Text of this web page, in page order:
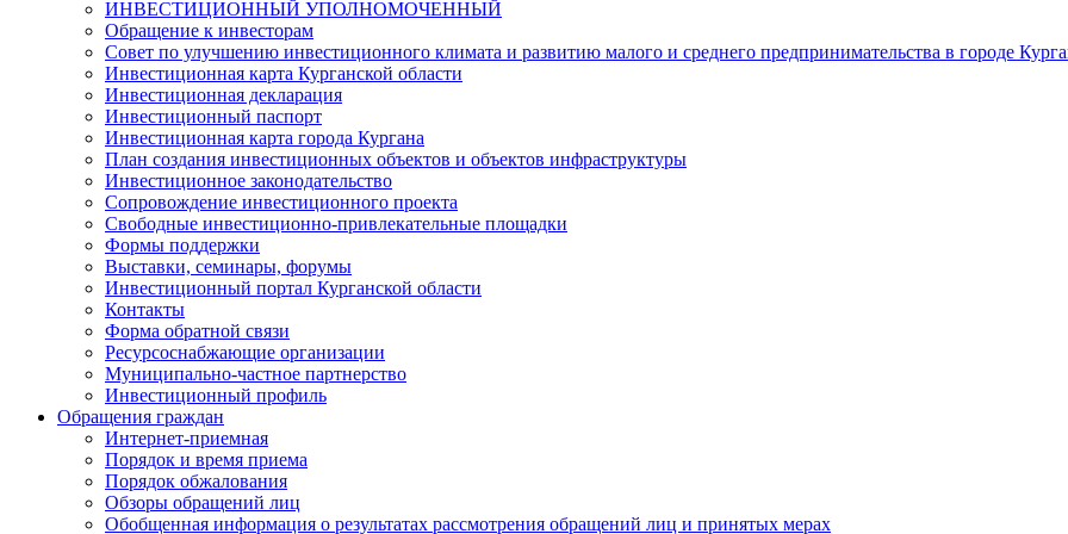
ИНВЕСТИЦИОННЫЙ УПОЛНОМОЧЕННЫЙ
Обращение к инвесторам
Совет по улучшению инвестиционного климата и развитию малого и среднего предпринимательства в городе
Инвестиционная карта Курганской области
Инвестиционная декларация
Инвестиционный паспорт
Инвестиционная карта города Кургана
План создания инвестиционных объектов и объектов инфраструктуры
Инвестиционное законодательство
Сопровождение инвестиционного проекта
Свободные инвестиционно-привлекательные площадки
Формы поддержки
Выставки, семинары, форумы
Инвестиционный портал Курганской области
Контакты
Форма обратной связи
Ресурсоснабжающие организации
Муниципально-частное партнерство
Инвестиционный профиль
Обращения граждан
Интернет-приемная
Порядок и время приема
Порядок обжалования
Обзоры обращений лиц
Обобщенная информация о результатах рассмотрения обращений лиц и принятых мерах